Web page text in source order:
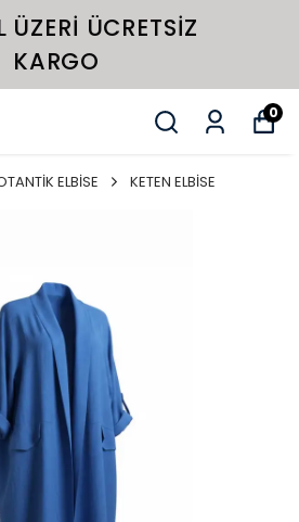
ÜCRETSIZ
KARGO
0
ELBİSE KETEN ELBİSE